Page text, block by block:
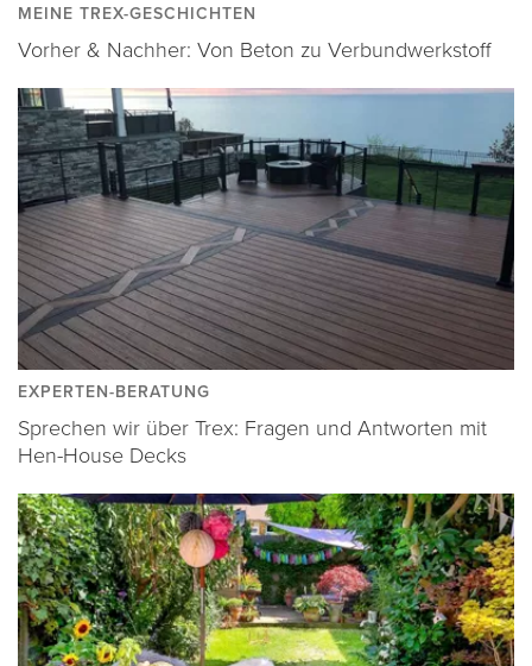
MEINE TREX-GESCHICHTEN
Vorher & Nachher: Von Beton zu Verbundwerkstoff
EXPERTEN-BERATUNG
Sprechen wir über Trex: Fragen und Antworten mit
Hen-House Decks